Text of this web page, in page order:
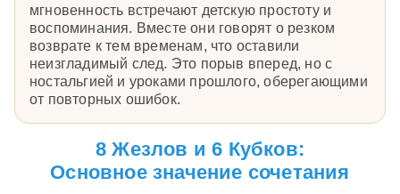
мгновенность встречают детскую простоту и
воспоминания. Вместе они говорят о резком
возврате к тем временам, что оставили
неизгладимый след. Это порыв вперед, но с
ностальгией и уроками прошлого, оберегающими
от повторных ошибок.
8 Жезлов и 6 Кубков:
Основное значение сочетания